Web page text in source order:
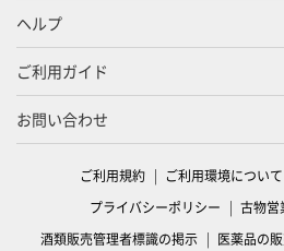
ヘルプ
ご利用ガイド
お問い合わせ
ご利用規約 ご利用環境について
プライバシーポリシー
古物営
酒類販売管理者標識の掲示
医薬品の